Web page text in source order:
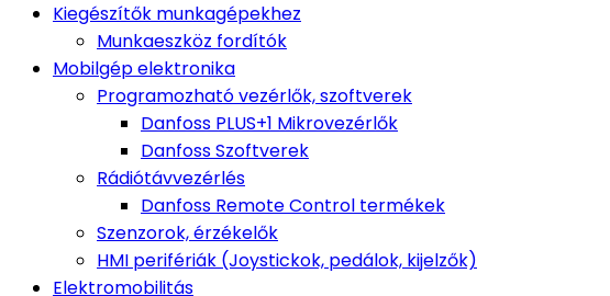
Kiegészítők munkagépekhez
Munkaeszköz fordítók
Mobilgép elektronika
Programozható vezérlők, szoftverek
Danfoss PLUS+1 Mikrovezérlők
Danfoss Szoftverek
Rádiótávvezérlés
Danfoss Remote Control termékek
Szenzorok, érzékelők
HMI perifériák (Joystickok, pedálok, kijelzők)
Elektromobilitás